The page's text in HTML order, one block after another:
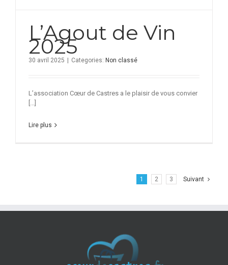
L’Agout de Vin
2025
30 avril 2025 | Categories: Non classé
L’association Cœur de Castres a le plaisir de vous convier
[...]
Lire plus
1 2 3 Suivant